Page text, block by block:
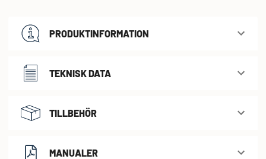
PRODUKTINFORMATION
TEKNISK DATA
TILLBEHÖR
MANUALER